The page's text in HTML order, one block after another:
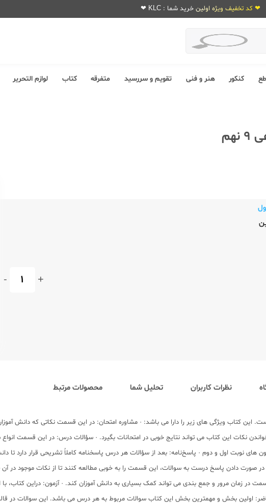
❤ کد تخفیف ویژه اولین خرید شما : KLC ❤
کنکور هنر و فنی تقویم و سررسید متفرقه کتاب لوازم التحریر
+
-
نظرات کاربران تحلیل شما محصولات مرتبط
9 نهم (متوسطه1) توسط انتشارات گلواژه در 87 صفحه منتشر شده است. این کتاب ویژگی های زیر را دارا می باشد: · مشاوره امتحان: در این
این کتاب می تواند نتایج خوبی در امتحانات بگیرد. · سؤالات درس: در این قسمت انواع
و غلط پاسخ تکمیلی برای هردرس 500 نمونه سوال امتحانی آزمون های نوبت اول و دوم · پاسخ‌نامه: بعد از سؤالات هر درس پاسخنامه کاملاٌ
دادن پاسخ درست به سوالات، این قسمت را به خوبی مطالعه کنند تا از نکات موجود در آن
بخش و مهمترین بخش این کتاب سوالات مربوط به هر درس می باشد. این سوالات در